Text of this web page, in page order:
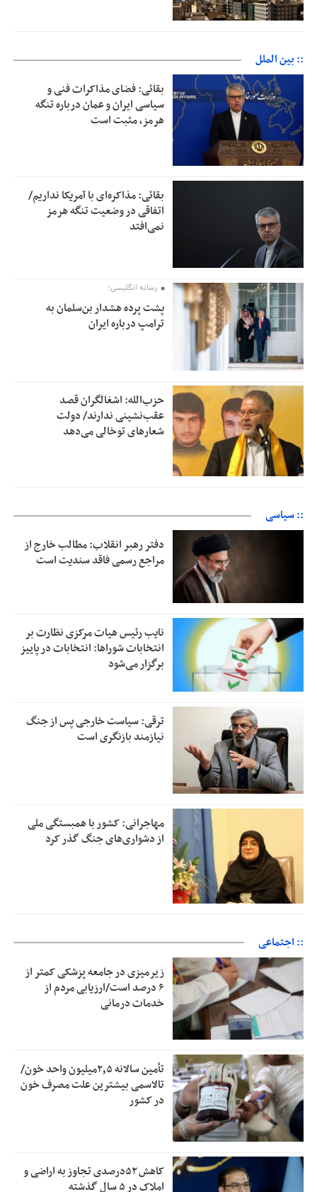
:: بین الملل
بقائی: فضای مذاکرات فنی و
سیاسی ایران و عمان درباره تنگه
هرمز، مثبت است
بقائی: مذاکره‌ای با آمریکا نداریم/
اتفاقی در وضعیت تنگه هرمز
نمی‌افتد
رسانه انگلیسی؛
پشت پرده هشدار بن‌سلمان به
ترامپ درباره ایران
حزب‌الله: اشغالگران قصد
عقب‌نشینی ندارند/ دولت
شعارهای توخالی می‌‌دهد
:: سیاسی
دفتر رهبر انقلاب: مطالب خارج از
مراجع رسمی فاقد سندیت است
نایب رئیس هیات مرکزی نظارت بر
انتخابات شوراها: انتخابات در پاییز
برگزار می‌شود
ترقی: سیاست خارجی پس از جنگ
نیازمند بازنگری است
مهاجرانی: کشور با همبستگی ملی
از دشواری‌های جنگ گذر کرد
:: اجتماعی
زیرمیزی در جامعه پزشکی کمتر از
۶ درصد است/ارزیابی مردم از
خدمات درمانی
تأمین سالانه ۲٫۵میلیون واحد خون/
تالاسمی بیشترین علت مصرف‌ خون
در کشور
کاهش ۵۲درصدی تجاوز به اراضی و
املاک در ۵ سال گذشته